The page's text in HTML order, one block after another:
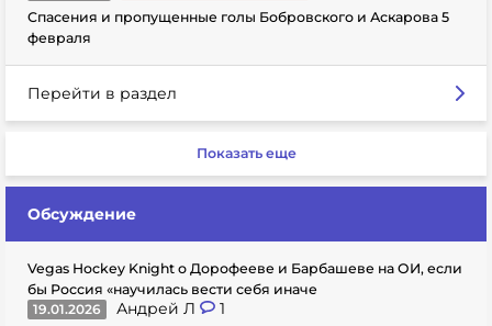
Спасения и пропущенные голы Бобровского и Аскарова 5
февраля
Перейти в раздел
Показать еще
Обсуждение
Vegas Hockey Knight о Дорофееве и Барбашеве на ОИ, если
бы Россия «научилась вести себя иначе
19.01.2026
Андрей Л 1